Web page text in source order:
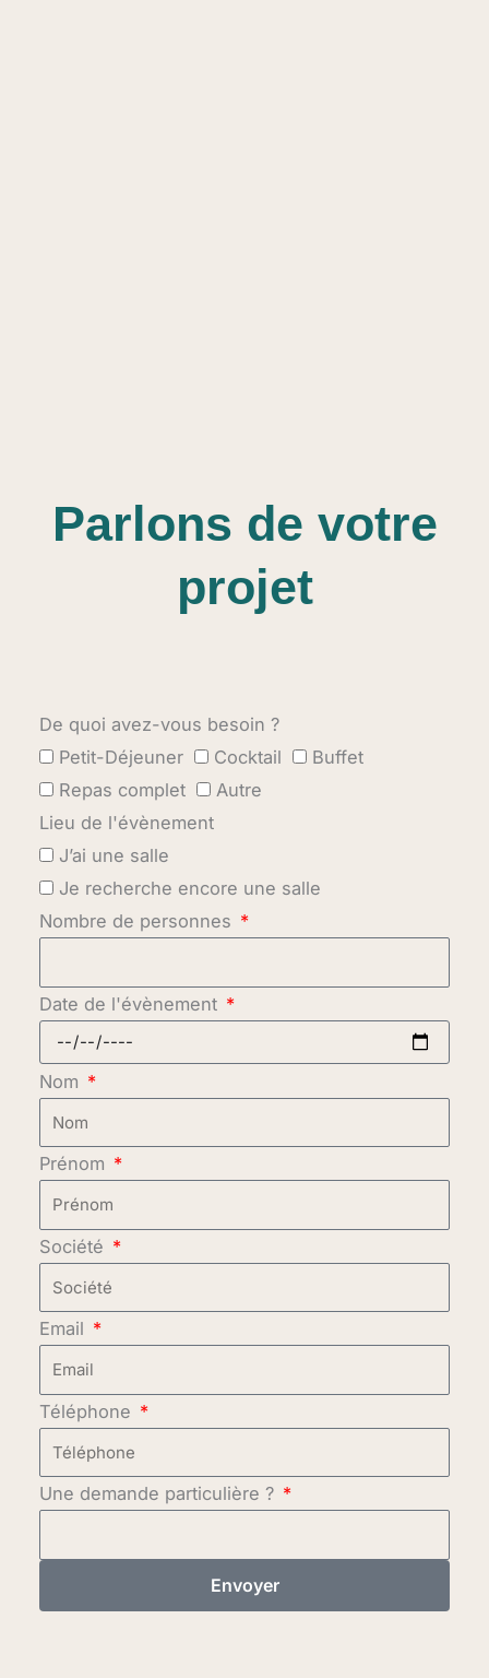
Parlons de votre
projet
De quoi avez-vous besoin ?
Petit-Déjeuner
Cocktail
Buffet
Repas complet
Autre
Lieu de l'évènement
J’ai une salle
Je recherche encore une salle
Nombre de personnes
Date de l'évènement
Nom
Prénom
Société
Email
Téléphone
Une demande particulière ?
Envoyer